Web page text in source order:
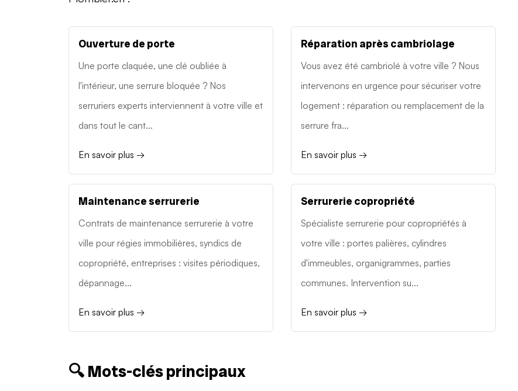
Ouverture de porte
Une porte claquée, une clé oubliée à
l'intérieur, une serrure bloquée ? Nos
serruriers experts interviennent à votre ville et
dans tout le cant...
En savoir plus →
Réparation après cambriolage
Vous avez été cambriolé à votre ville ? Nous
intervenons en urgence pour sécuriser votre
logement : réparation ou remplacement de la
serrure fra...
En savoir plus →
Maintenance serrurerie
Contrats de maintenance serrurerie à votre
ville pour régies immobilières, syndics de
copropriété, entreprises : visites périodiques,
dépannage...
En savoir plus →
Serrurerie copropriété
Spécialiste serrurerie pour copropriétés à
votre ville : portes palières, cylindres
d'immeubles, organigrammes, parties
communes. Intervention su...
En savoir plus →
🔍 Mots-clés principaux